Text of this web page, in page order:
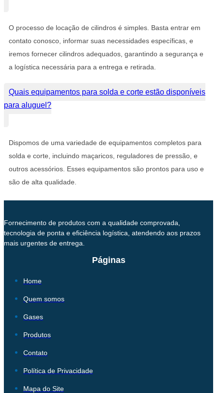
O processo de locação de cilindros é simples. Basta entrar em
contato conosco, informar suas necessidades específicas, e
iremos fornecer cilindros adequados, garantindo a segurança e
a logística necessária para a entrega e retirada.
Quais equipamentos para solda e corte estão disponíveis
para aluguel?
Dispomos de uma variedade de equipamentos completos para
solda e corte, incluindo maçaricos, reguladores de pressão, e
outros acessórios. Esses equipamentos são prontos para uso e
são de alta qualidade.
Fornecimento de produtos com a qualidade comprovada,
tecnologia de ponta e eficiência logística, atendendo aos prazos
mais urgentes de entrega.
Páginas
Home
Quem somos
Gases
Produtos
Contato
Política de Privacidade
Mapa do Site